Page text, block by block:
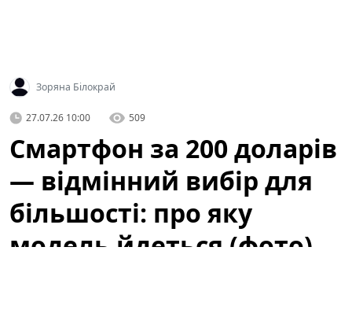
Зоряна Білокрай
27.07.26 10:00 509
Смартфон за 200 доларів
— відмінний вибір для
більшості: про яку
модель йдеться (фото)